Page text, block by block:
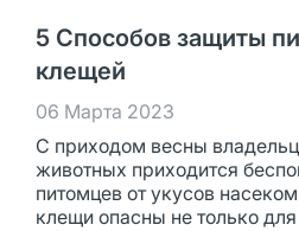
5 Способов защиты
клещей
06 Марта 2023
С приходом весны
животных приходится
питомцев от укусов
клещи опасны не только для